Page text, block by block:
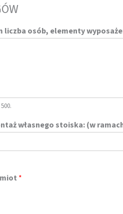
osób, elementy
własnego stoiska: (w
*